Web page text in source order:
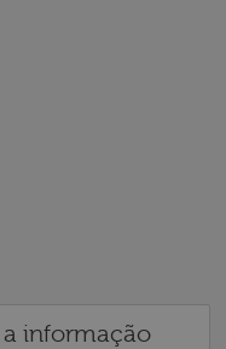
informação